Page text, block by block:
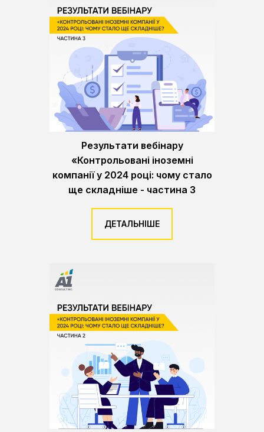
Результати вебінару
«Контрольовані іноземні
компанії у 2024 році: чому стало
ще складніше - частина 3
ДЕТАЛЬНІШЕ